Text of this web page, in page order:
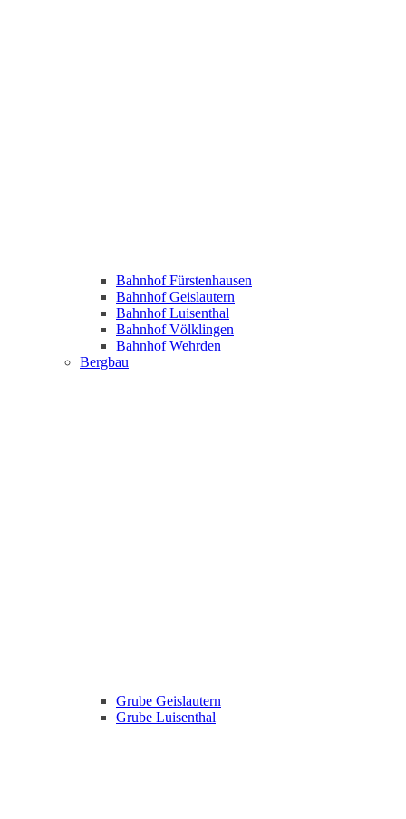
Bahnhof Fürstenhausen
Bahnhof Geislautern
Bahnhof Luisenthal
Bahnhof Völklingen
Bahnhof Wehrden
Bergbau
Grube Geislautern
Grube Luisenthal